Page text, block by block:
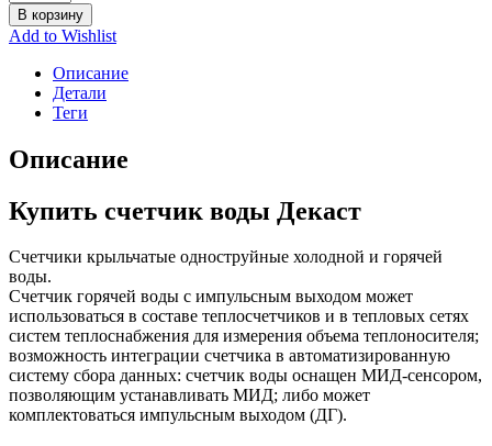
В корзину
Add to Wishlist
Описание
Детали
Теги
Описание
Купить счетчик воды Декаст
Счетчики крыльчатые одноструйные холодной и горячей
воды.
Счетчик горячей воды с импульсным выходoм может
использоваться в составе теплосчетчиков и в тепловых сетях
систем теплоснабжения для измерения объема теплоносителя;
возможность интеграции счетчика в автоматизированную
систему сбора данных: счетчик воды оснащен МИД-сенсором,
позволяющим устанавливать МИД; либо может
комплектоваться импульсным выходом (ДГ).